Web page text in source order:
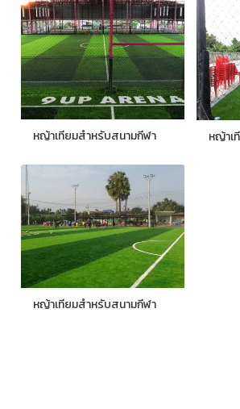
หญ้าเทียมสำหรับสนามกีฬา หญ้าเ
หญ้าเทียมสำหรับสนามกีฬา